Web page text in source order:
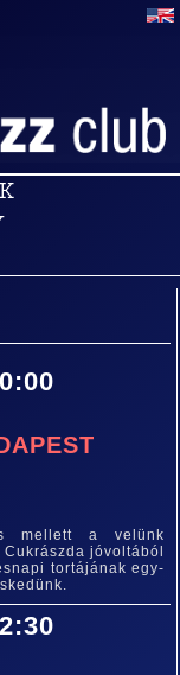
mellett a velünk
jóvoltából
tortájának egy-